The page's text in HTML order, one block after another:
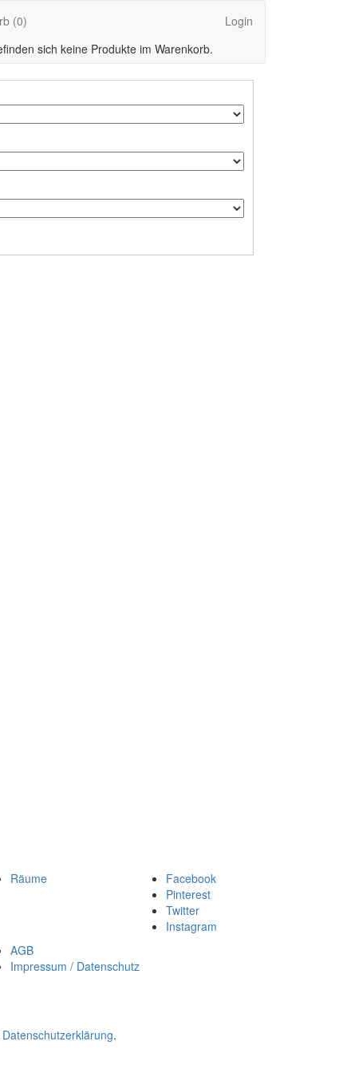
(0)
sich keine Produkte im Warenkorb.
Login
Räume
Facebook
Pinterest
Twitter
Instagram
AGB
Impressum / Datenschutz
Datenschutzerklärung.